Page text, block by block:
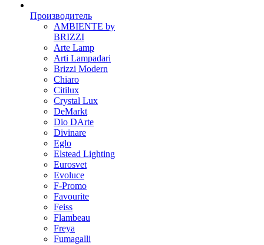
Производитель
AMBIENTE by
BRIZZI
Arte Lamp
Arti Lampadari
Brizzi Modern
Chiaro
Citilux
Crystal Lux
DeMarkt
Dio DArte
Divinare
Eglo
Elstead Lighting
Eurosvet
Evoluce
F-Promo
Favourite
Feiss
Flambeau
Freya
Fumagalli